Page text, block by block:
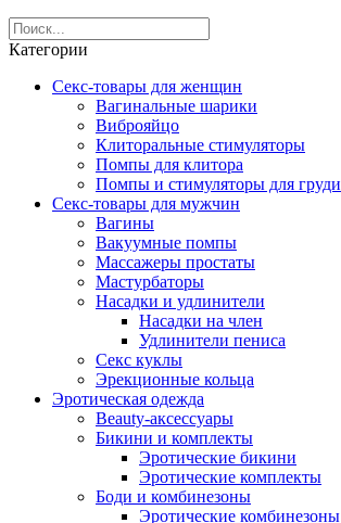
Категории
Секс-товары для женщин
Вагинальные шарики
Виброяйцо
Клиторальные стимуляторы
Помпы для клитора
Помпы и стимуляторы для груди
Секс-товары для мужчин
Вагины
Вакуумные помпы
Массажеры простаты
Мастурбаторы
Насадки и удлинители
Насадки на член
Удлинители пениса
Секс куклы
Эрекционные кольца
Эротическая одежда
Beauty-аксессуары
Бикини и комплекты
Эротические бикини
Эротические комплекты
Боди и комбинезоны
Эротические комбинезоны